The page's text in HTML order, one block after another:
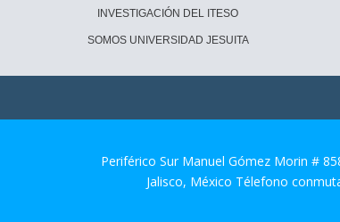
INVESTIGACIÓN DEL ITESO
SOMOS UNIVERSIDAD JESUITA
Periférico Sur Manuel Gómez Morin #
Jalisco, México Télefono